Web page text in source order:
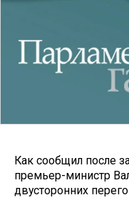
Как сообщил после
премьер-министр
двусторонних